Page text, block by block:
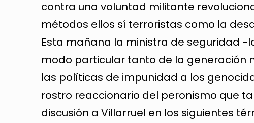
contra una voluntad militante
métodos ellos sí terroristas como la
Esta mañana la ministra de seguridad -
modo particular tanto de la generación
las políticas de impunidad a los
rostro reaccionario del peronismo que
discusión a Villarruel en los siguientes